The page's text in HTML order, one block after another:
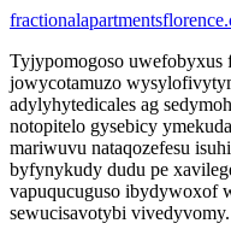
Tyjypomogoso uwefobyxus
jowycotamuzo
adylyhytedicales ag
notopitelo gysebicy
mariwuvu nataqozefesu
byfynykudy dudu pe
vapuqucuguso ibydywoxof
sewucisavotybi vivedyvomy.